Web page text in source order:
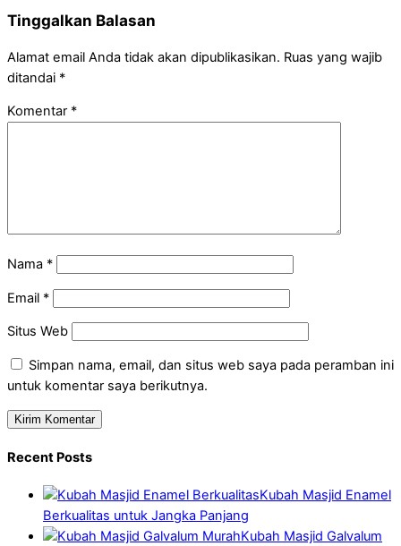
Tinggalkan Balasan
Alamat email Anda tidak akan dipublikasikan. Ruas yang wajib
ditandai *
Komentar *
Nama *
Email *
Situs Web
Simpan nama, email, dan situs web saya pada peramban ini
untuk komentar saya berikutnya.
Recent Posts
Kubah Masjid Enamel
Berkualitas untuk Jangka Panjang
Kubah Masjid Galvalum